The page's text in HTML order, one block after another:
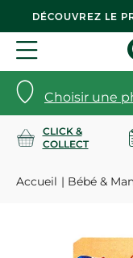
DÉCOUVREZ LE
Choisir une
CLICK &
COLLECT
Accueil Bébé &